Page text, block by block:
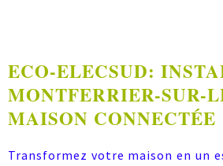
ECO-ELECSUD:
MONTFERRIER-SUR-
MAISON CONNECTÉE
Transformez votre maison en un